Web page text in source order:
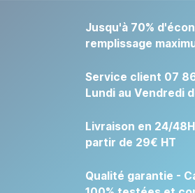
Jusqu'à 70%
remplissage
Service client 07
Lundi au Vendredi
Livraison en 24/
partir de 29€ HT
Qualité garantie -